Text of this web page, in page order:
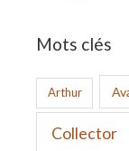
Mots clés
Arthur
Collector